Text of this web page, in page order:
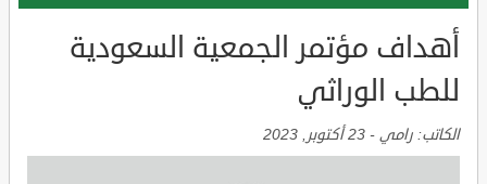
أهداف مؤتمر الجمعية السعودية
للطب الوراثي
الكاتب: رامي - 23 أكتوبر, 2023